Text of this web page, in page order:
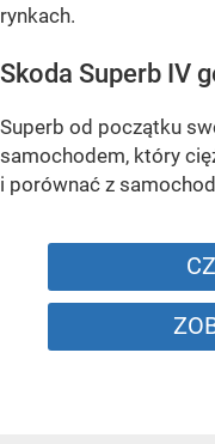
rynkach.
Skoda Superb IV
Superb od początku
samochodem, który
i porównać z